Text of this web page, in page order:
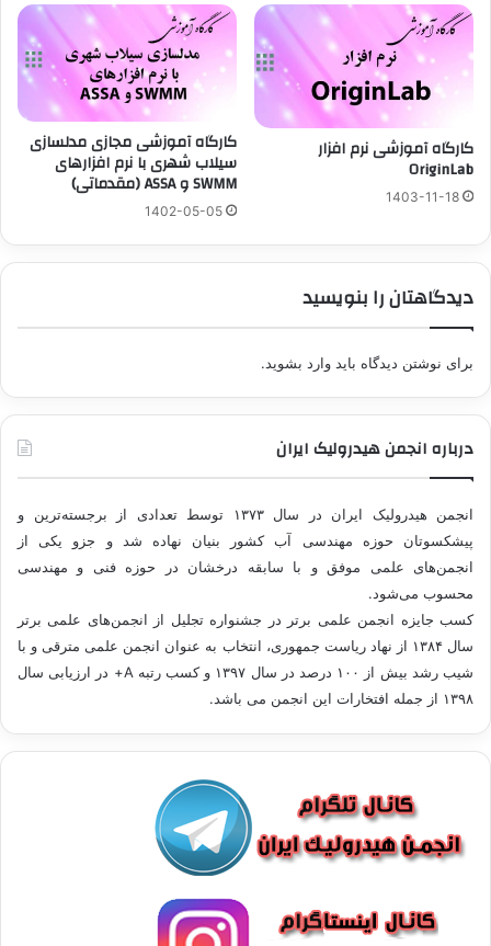
کارگاه آموزشی نرم افزار
OriginLab
1403-11-18
کارگاه آموزشی مجازی مدلسازی
سيلاب شهری با نرم افزارهای
SWMM و ASSA (مقدماتی)
1402-05-05
دیدگاهتان را بنویسید
برای نوشتن دیدگاه باید وارد بشوید.
درباره انجمن هیدرولیک ایران
انجمن هیدرولیک ایران در سال ۱۳۷۳ توسط تعدادی از برجسته‌ترین و
پیشکسوتان حوزه مهندسی آب کشور بنیان نهاده شد و جزو یکی از
انجمن‌های علمی موفق و با سابقه درخشان در حوزه فنی و مهندسی
محسوب می‌شود.
کسب جایزه انجمن علمی برتر در جشنواره تجلیل از انجمن‌های علمی برتر
سال ۱۳۸۴ از نهاد ریاست جمهوری، انتخاب به عنوان انجمن علمی مترقی و با
شيب رشد بيش از ۱۰۰ درصد در سال ۱۳۹۷ و کسب رتبه A+ در ارزیابی سال
۱۳۹۸ از جمله افتخارات این انجمن می باشد.